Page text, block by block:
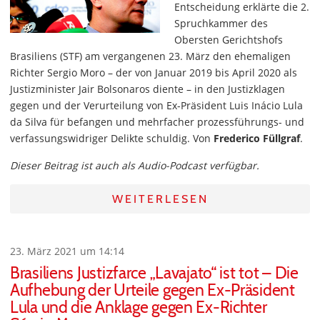
Entscheidung erklärte die 2.
Spruchkammer des
Obersten Gerichtshofs
Brasiliens (STF) am vergangenen 23. März den ehemaligen
Richter Sergio Moro – der von Januar 2019 bis April 2020 als
Justizminister Jair Bolsonaros diente – in den Justizklagen
gegen und der Verurteilung von Ex-Präsident Luis Inácio Lula
da Silva für befangen und mehrfacher prozessführungs- und
verfassungswidriger Delikte schuldig. Von Frederico Füllgraf.
Dieser Beitrag ist auch als Audio-Podcast verfügbar.
WEITERLESEN
23. März 2021 um 14:14
Brasiliens Justizfarce „Lavajato“ ist tot – Die
Aufhebung der Urteile gegen Ex-Präsident
Lula und die Anklage gegen Ex-Richter